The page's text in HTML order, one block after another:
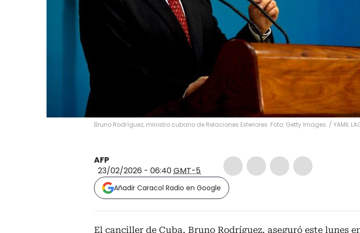
Bruno Rodríguez, ministro cubano de Relaciones Exteriores. Foto: Getty Images. / YAMIL
AFP
23/02/2026 - 06:40GMT-5
Añadir Caracol Radio en Google
El canciller de Cuba, Bruno Rodríguez, aseguró este lunes